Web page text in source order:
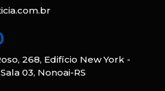
268, Edifício New York -
03, Nonoai-RS